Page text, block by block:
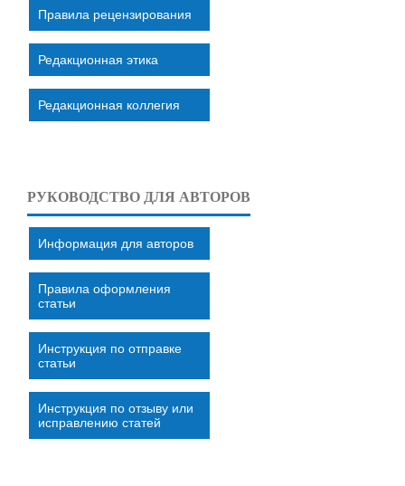
Правила рецензирования
Редакционная этика
Редакционная коллегия
РУКОВОДСТВО ДЛЯ АВТОРОВ
Информация для авторов
Правила оформления
статьи
Инструкция по отправке
статьи
Инструкция по отзыву или
исправлению статей